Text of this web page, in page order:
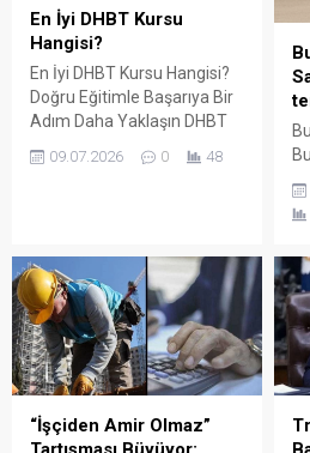
En İyi DHBT Kursu
Hangisi?
En İyi DHBT Kursu Hangisi?
Doğru Eğitimle Başarıya Bir
Adım Daha Yaklaşın DHBT
Testi), Diyanet İşleri
Her yıl binlerce aday bu
sınavda yüksek puan
alabilmek için farklı eğitim
kaynaklarına yöneliyor.
Ancak en sık sorulan
sorulardan...
09.07.2026 0 48
“İşçiden Amir Olmaz”